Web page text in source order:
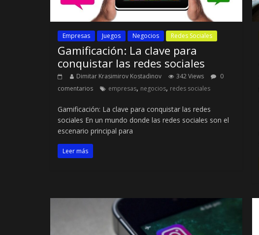
Empresas Juegos Negocios Redes Sociales
Gamificación: La clave para
conquistar las redes sociales
Dimitar Krasimirov Kostadinov 342 Views
0
comentarios
empresas, negocios, redes sociales
Gamificación: La clave para conquistar las redes
sociales En un mundo donde las redes sociales son el
escenario principal para
Leer más